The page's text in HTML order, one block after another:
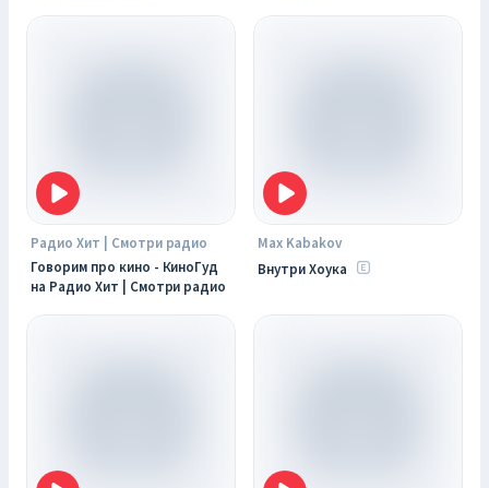
Радио Хит | Смотри радио
Говорим про кино - КиноГуд
на Радио Хит | Смотри радио
Max Kabakov
Внутри Хоука